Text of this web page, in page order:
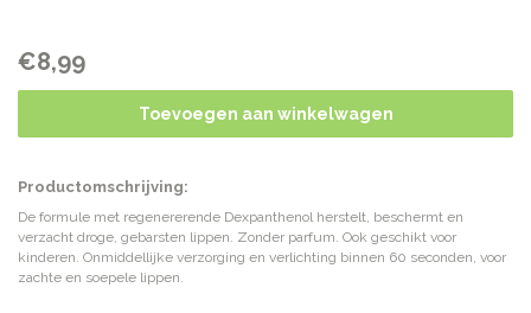
€8,99
Toevoegen aan winkelwagen
Productomschrijving:
De formule met regenererende Dexpanthenol herstelt, beschermt en
verzacht droge, gebarsten lippen. Zonder parfum. Ook geschikt voor
kinderen. Onmiddellijke verzorging en verlichting binnen 60 seconden, voor
zachte en soepele lippen.